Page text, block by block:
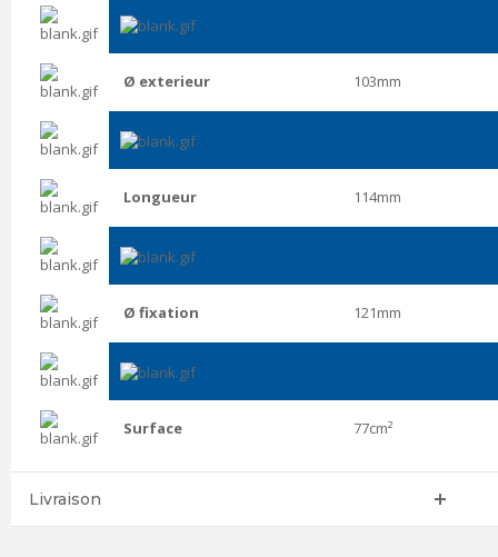
Ø exterieur 103mm
Longueur 114mm
Ø fixation 121mm
Surface 77cm²
Livraison